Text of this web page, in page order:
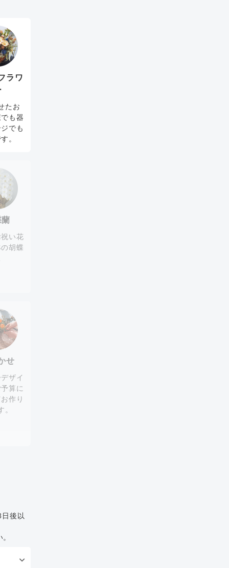
ラワ
たお
も器
でも
。
い花
胡蝶
せ
ザイ
算に
作り
。
後以